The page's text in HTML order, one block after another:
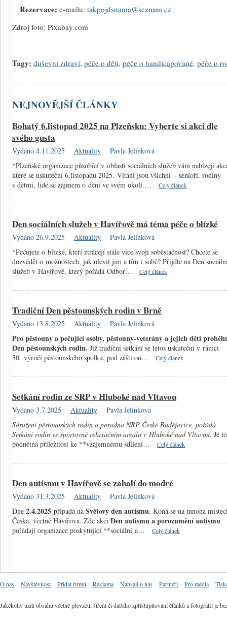
Rezervace: e-mailu: takpojdsnama@seznam.cz
Zdroj foto: Pixabay.com
Tagy: duševní zdraví, péče o děti, péče o handicapované, péče o
NEJNOVĚJŠÍ ČLÁNKY
Bohatý 6.listopad 2025 na Plzeňsku: Vyberte si akci dle
svého gusta
Vydáno 4.11.2025 Aktuality
Pavla Jelínková
*Plzeňské organizace působící v oblasti sociálních služeb vám nabízejí
které se uskuteční 6.listopadu 2025. Vítáni jsou všichni – senioři, rodiny
s dětmi, lidé se zájmem o dění ve svém okolí.…
Celý článek
Den sociálních služeb v Havířově má téma péče o blízké
Vydáno 26.9.2025 Aktuality
Pavla Jelínková
*Pečujete o blízké, kteří ztrácejí stále více svoji soběstačnost? Chcete se
dozvědět o možnostech, jak ulevit jim a tím i sobě? Přijďte na Den
služeb v Havířově, který pořádá Odbor…
Celý článek
Tradiční Den pěstounských rodin v Brně
Vydáno 13.8.2025 Aktuality Pavla Jelínková
Pro pěstouny a pečující osoby, pěstouny-veterány a jejich děti
Den pěstounských rodin. Již tradiční setkání se letos uskuteční v rámci
30. výročí pěstounského spolku, pod záštitou…
Celý článek
Setkání rodin ze SRP v Hluboké nad Vltavou
Vydáno 3.7.2025 Aktuality
Pavla Jelínková
Sdružení pěstounských rodin a poradna NRP České Budějovice, pořádá
Setkání rodin ve sportovně relaxačním areálu v Hluboké nad Vltavou. Je to
podnětná příležitost ke **vzájemnému sdílení…
Celý článek
Den autismu v Havířově se zahalí do modré
Vydáno 31.3.2025 Aktuality
Pavla Jelínková
Dne 2.4.2025 připadá na Světový den autismu. Koná se na mnoha
Česka, včetně Havířova. Zde akci Den autismu a porozumění autismu
pořádají organizace poskytující **sociální a… Celý článek
O nás Návštěvnost Přidat firmu Reklama Napsali o nás Partneři Pro média
Jakékoliv užití obsahu včetně převzetí, šíření či dalšího zpřístupňování článků a fotografií je